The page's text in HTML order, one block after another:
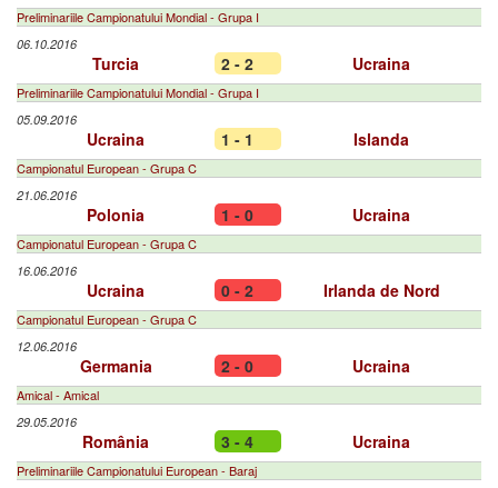
Preliminariile Campionatului Mondial - Grupa I
06.10.2016
Turcia 2 - 2 Ucraina
Preliminariile Campionatului Mondial - Grupa I
05.09.2016
Ucraina 1 - 1 Islanda
Campionatul European - Grupa C
21.06.2016
Polonia 1 - 0 Ucraina
Campionatul European - Grupa C
16.06.2016
Ucraina 0 - 2 Irlanda de Nord
Campionatul European - Grupa C
12.06.2016
Germania 2 - 0 Ucraina
Amical - Amical
29.05.2016
România 3 - 4 Ucraina
Preliminariile Campionatului European - Baraj